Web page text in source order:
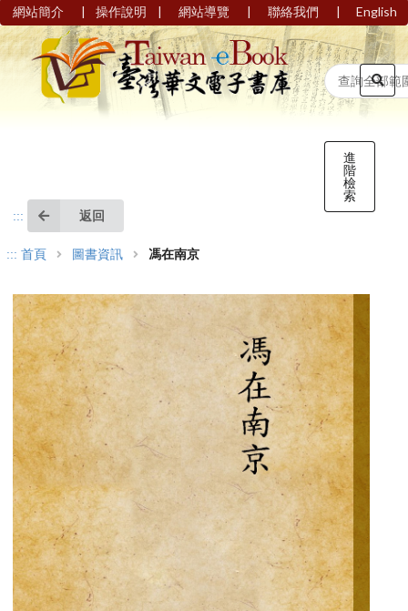
網站簡介 | 操作說明 | 網站導覽 | 聯絡我們 | English
進
階
檢
索
::: 返回
::: 首頁 圖書資訊 馮在南京